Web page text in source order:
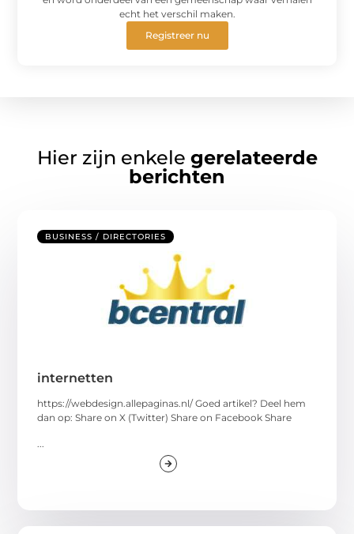
echt het verschil maken.
Registreer nu
Hier zijn enkele gerelateerde
berichten
BUSINESS / DIRECTORIES
internetten
https://webdesign.allepaginas.nl/ Goed artikel? Deel hem
dan op: Share on X (Twitter) Share on Facebook Share